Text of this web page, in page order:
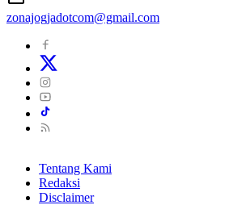
zonajogjadotcom@gmail.com
Tentang Kami
Redaksi
Disclaimer